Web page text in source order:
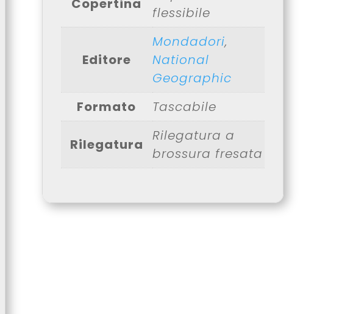
Copertina
flessibile
Editore
Mondadori,
National
Geographic
Formato
Tascabile
Rilegatura
Rilegatura a
brossura fresata